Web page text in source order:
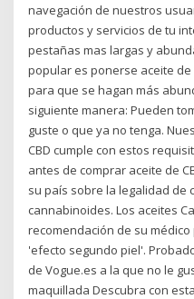
navegación de nuestros
productos y servicios de tu
pestañas mas largas y
popular es ponerse aceite
para que se hagan más
siguiente manera: Pueden
guste o que ya no tenga.
CBD cumple con estos
antes de comprar aceite de
su país sobre la legalidad de
cannabinoides. Los aceites
recomendación de su
'efecto segundo piel'.
de Vogue.es a la que no le
maquillada Descubra con